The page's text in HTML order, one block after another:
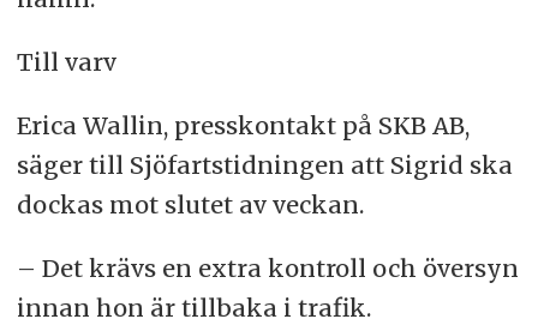
Till varv
Erica Wallin, presskontakt på SKB AB,
säger till Sjöfartstidningen att Sigrid ska
dockas mot slutet av veckan.
– Det krävs en extra kontroll och översyn
innan hon är tillbaka i trafik.